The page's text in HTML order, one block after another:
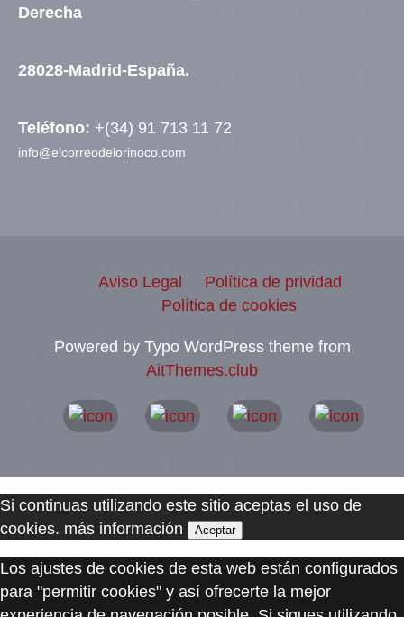
Derecha
28028-Madrid-España.
Teléfono: +(34) 91 713 11 72
info@elcorreodelorinoco.com
Aviso Legal
Política de prividad
Política de cookies
Powered by Typo WordPress theme from
AitThemes.club
Si continuas utilizando este sitio aceptas el uso de
cookies. más información Aceptar
Los ajustes de cookies de esta web están configurados
para "permitir cookies" y así ofrecerte la mejor